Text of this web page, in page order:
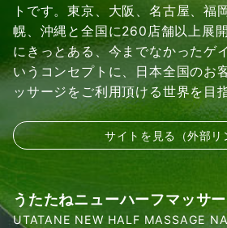
トです。東京、大阪、名古屋、福
幌、沖縄と全国に260店舗以上展
にきっとある、今までなかったゲ
いうコンセプトに、日本全国のお
ッサージをご利用頂ける世界を目
サイトを見る（外部リ
うたたねニューハーフマッサ
UTATANE NEW HALF MASSAGE